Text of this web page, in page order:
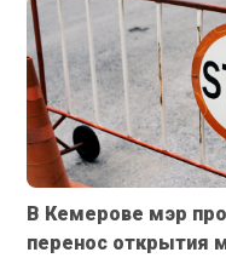
В Кемерове мэр
перенос открытия